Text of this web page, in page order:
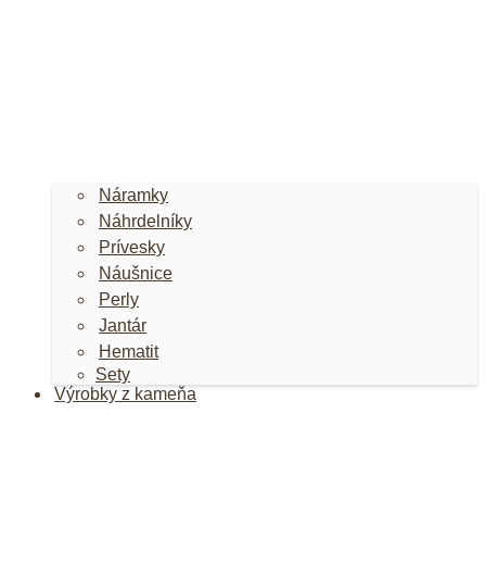
Náramky
Náhrdelníky
Prívesky
Náušnice
Perly
Jantár
Hematit
Sety
Výrobky z kameňa